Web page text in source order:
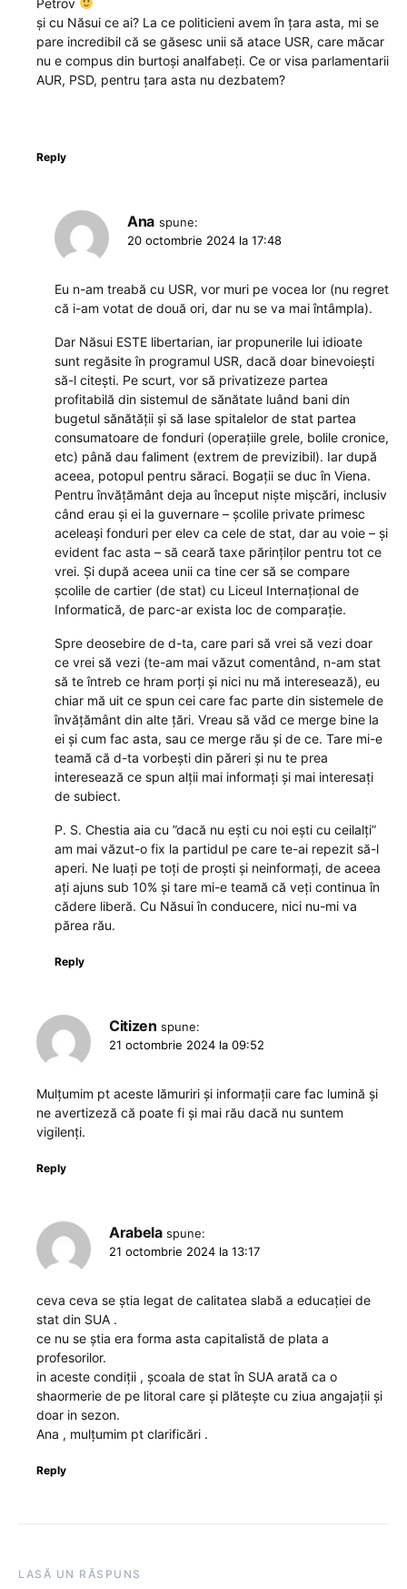
și cu Năsui ce ai? La ce politicieni avem în țara asta, mi se
pare incredibil că se găsesc unii să atace USR, care măcar
nu e compus din burtoși analfabeți. Ce or visa parlamentarii
AUR, PSD, pentru țara asta nu dezbatem?
Reply
Ana spune:
20 octombrie 2024 la 17:48
Eu n-am treabă cu USR, vor muri pe vocea lor (nu regret
că i-am votat de două ori, dar nu se va mai întâmpla).
Dar Năsui ESTE libertarian, iar propunerile lui idioate
sunt regăsite în programul USR, dacă doar binevoiești
să-l citești. Pe scurt, vor să privatizeze partea
profitabilă din sistemul de sănătate luând bani din
bugetul sănătății și să lase spitalelor de stat partea
consumatoare de fonduri (operațiile grele, bolile cronice,
etc) până dau faliment (extrem de previzibil). Iar după
aceea, potopul pentru săraci. Bogații se duc în Viena.
Pentru învățământ deja au început niște mișcări, inclusiv
când erau și ei la guvernare – școlile private primesc
aceleași fonduri per elev ca cele de stat, dar au voie – și
evident fac asta – să ceară taxe părinților pentru tot ce
vrei. Și după aceea unii ca tine cer să se compare
școlile de cartier (de stat) cu Liceul Internațional de
Informatică, de parc-ar exista loc de comparație.
Spre deosebire de d-ta, care pari să vrei să vezi doar
ce vrei să vezi (te-am mai văzut comentând, n-am stat
să te întreb ce hram porți și nici nu mă interesează), eu
chiar mă uit ce spun cei care fac parte din sistemele de
învățământ din alte țări. Vreau să văd ce merge bine la
ei și cum fac asta, sau ce merge rău și de ce. Tare mi-e
teamă că d-ta vorbești din păreri și nu te prea
interesează ce spun alții mai informați și mai interesați
de subiect.
P. S. Chestia aia cu ”dacă nu ești cu noi ești cu ceilalți”
am mai văzut-o fix la partidul pe care te-ai repezit să-l
aperi. Ne luați pe toți de proști și neinformați, de aceea
ați ajuns sub 10% și tare mi-e teamă că veți continua în
cădere liberă. Cu Năsui în conducere, nici nu-mi va
părea rău.
Reply
Citizen spune:
21 octombrie 2024 la 09:52
Mulțumim pt aceste lămuriri și informații care fac lumină și
ne avertizeză că poate fi și mai rău dacă nu suntem
vigilenți.
Reply
Arabela spune:
21 octombrie 2024 la 13:17
ceva ceva se știa legat de calitatea slabă a educației de
stat din SUA .
ce nu se știa era forma asta capitalistă de plata a
profesorilor.
in aceste condiții , școala de stat în SUA arată ca o
shaormerie de pe litoral care și plătește cu ziua angajații și
doar in sezon.
Ana , mulțumim pt clarificări .
Reply
LASĂ UN RĂSPUNS